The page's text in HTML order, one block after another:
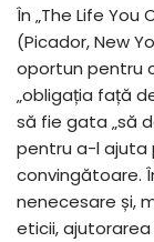
În „The Life You
(Picador, New
oportun pentru
„obligația față
să fie gata „să
pentru a-l ajuta
convingătoare.
nenecesare și,
eticii,